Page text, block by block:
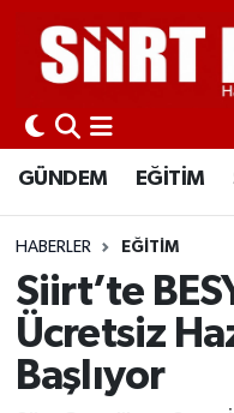
GÜNDEM EĞİTİM
HABERLER EĞİTİM
Siirt’te
Ücretsiz
Başlıyor
GÜNDEM
EĞİTİM
SİYASET
EKONOMİ
SPOR
İLÇELER
Siirt Nöbetçi
Siirt Hava
Siirt Namaz
Siirt Trafik
Süper Lig Puan
Tüm Manşetler